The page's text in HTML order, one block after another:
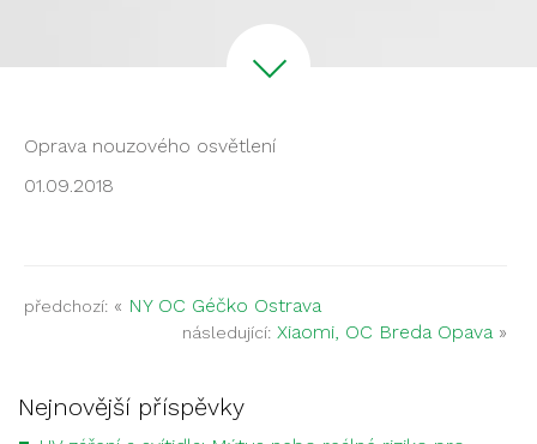
Oprava nouzového osvětlení
01.09.2018
předchozí: « NY OC Géčko Ostrava
následující: Xiaomi, OC Breda Opava»
Nejnovější příspěvky